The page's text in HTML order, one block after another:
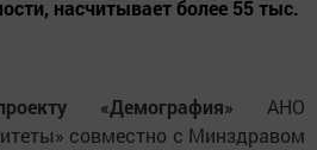
насчитывает более 55 тыс.
«Демография» АНО
совместно с Минздравом